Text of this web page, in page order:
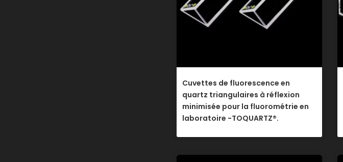
Cuvettes de fluorescence en
quartz triangulaires à réflexion
minimisée pour la fluorométrie en
laboratoire -TOQUARTZ®.